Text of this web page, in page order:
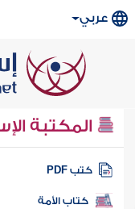
عربي
المكتبة
كتب PDF